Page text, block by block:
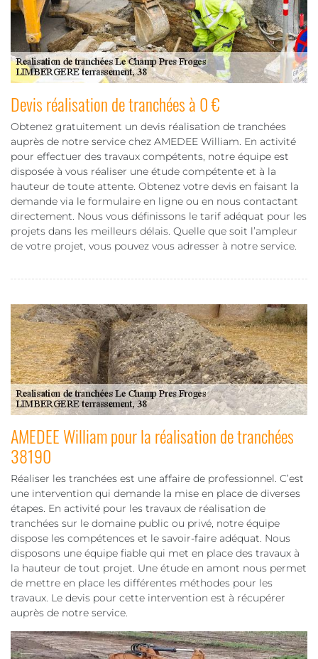
Devis réalisation de tranchées à 0 €
Obtenez gratuitement un devis réalisation de tranchées
auprès de notre service chez AMEDEE William. En activité
pour effectuer des travaux compétents, notre équipe est
disposée à vous réaliser une étude compétente et à la
hauteur de toute attente. Obtenez votre devis en faisant la
demande via le formulaire en ligne ou en nous contactant
directement. Nous vous définissons le tarif adéquat pour les
projets dans les meilleurs délais. Quelle que soit l’ampleur
de votre projet, vous pouvez vous adresser à notre service.
AMEDEE William pour la réalisation de tranchées
38190
Réaliser les tranchées est une affaire de professionnel. C’est
une intervention qui demande la mise en place de diverses
étapes. En activité pour les travaux de réalisation de
tranchées sur le domaine public ou privé, notre équipe
dispose les compétences et le savoir-faire adéquat. Nous
disposons une équipe fiable qui met en place des travaux à
la hauteur de tout projet. Une étude en amont nous permet
de mettre en place les différentes méthodes pour les
travaux. Le devis pour cette intervention est à récupérer
auprès de notre service.